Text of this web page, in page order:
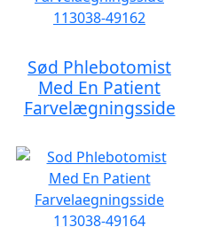
Sød Phlebotomist
Med En Patient
Farvelægningsside